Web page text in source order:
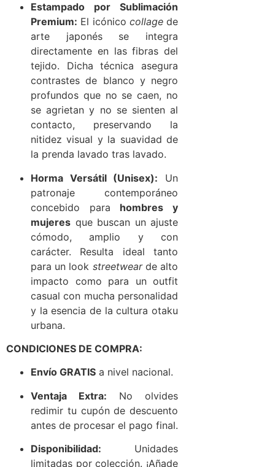
Estampado por Sublimación
Premium: El icónico collagede
arte japonés se integra
directamente en las fibras del
tejido. Dicha técnica asegura
contrastes de blanco y negro
profundos que no se caen, no
se agrietan y no se sienten al
contacto, preservando la
nitidez visual y la suavidad de
la prenda lavado tras lavado.
Horma Versátil (Unisex): Un
patronaje contemporáneo
concebido para hombres y
mujeres que buscan un ajuste
cómodo, amplio y con
carácter. Resulta ideal tanto
para un look streetwearde alto
impacto como para un outfit
casual con mucha personalidad
y la esencia de la cultura otaku
urbana.
CONDICIONES DE COMPRA:
Envío GRATIS a nivel nacional.
Ventaja Extra: No olvides
redimir tu cupón de descuento
antes de procesar el pago final.
Disponibilidad: Unidades
limitadas por colección. ¡Añade